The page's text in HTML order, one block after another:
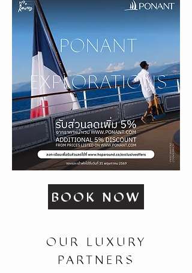
BOOK NOW
OUR LUXURY
PARTNERS